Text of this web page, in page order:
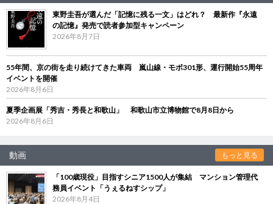
東野圭吾が選んだ「記憶に残る一文」はどれ？ 最新作『永遠
の記憶』発売で読者参加型キャンペーン
2026年8月7日
55年間、京の街を走り続けてきた車両 嵐山線・モボ301形、運行開始55周年
イベントを開催
2026年8月6日
夏季企画展「秀吉・秀長と和歌山」 和歌山市立博物館で8月8日から
2026年8月6日
動画 もっと見る
「100歳現役」目指すシニア1500人が集結 マンション管理代
務員イベント「うぇるねすシップ」
2026年8月4日